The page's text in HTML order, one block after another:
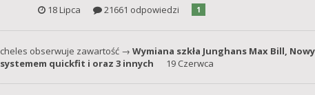
18 Lipca
21661 odpowiedzi 1
cheles obserwuje zawartość → Wymiana szkła Junghans Max Bill,
systemem quickfit i oraz 3 innych 19 Czerwca